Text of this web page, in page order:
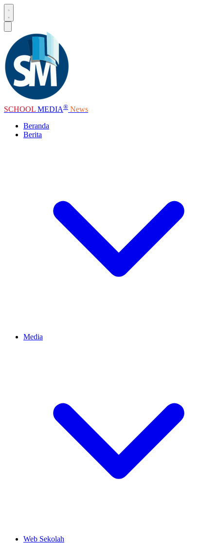
SCHOOL MEDIA® News
Beranda
Berita
Media
Web Sekolah